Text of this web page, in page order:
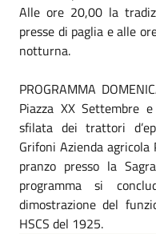
Alle ore 20,00 la
presse di paglia e alle
notturna.
PROGRAMMA
Piazza XX Settembre
sfilata dei trattori
Grifoni Azienda
pranzo presso la
programma si
dimostrazione del
HSCS del 1925.